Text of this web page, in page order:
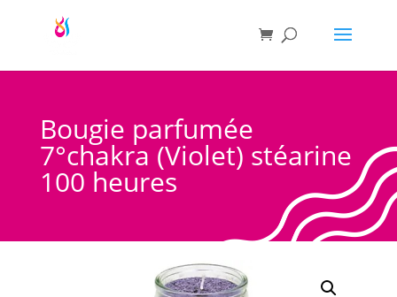
Bougie parfumée
7°chakra (Violet) stéarine
100 heures